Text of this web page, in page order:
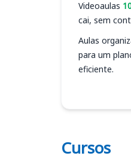
Videoaulas
cai, sem
Aulas
para um
eficiente.
Cursos